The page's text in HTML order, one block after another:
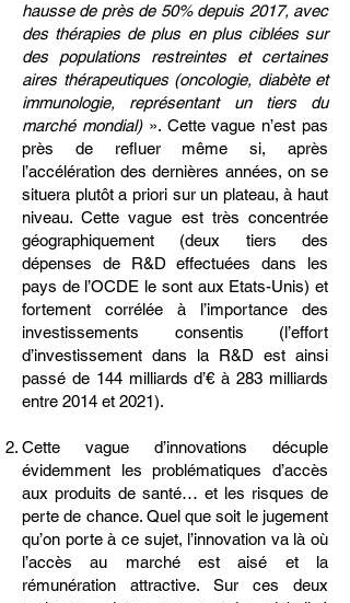
hausse de près de 50% depuis 2017, avec
des thérapies de plus en plus ciblées sur
des populations restreintes et certaines
aires thérapeutiques (oncologie, diabète et
immunologie, représentant un tiers du
marché mondial)». Cette vague n’est pas
près de refluer même si, après
l’accélération des dernières années, on se
situera plutôt a priori sur un plateau, à haut
niveau. Cette vague est très concentrée
géographiquement (deux tiers des
dépenses de R&D effectuées dans les
pays de l’OCDE le sont aux Etats-Unis) et
fortement corrélée à l’importance des
investissements consentis (l’effort
d’investissement dans la R&D est ainsi
passé de 144 milliards d’€ à 283 milliards
entre 2014 et 2021).
Cette vague d’innovations décuple
évidemment les problématiques d’accès
aux produits de santé… et les risques de
perte de chance. Quel que soit le jugement
qu’on porte à ce sujet, l’innovation va là où
l’accès au marché est aisé et la
rémunération attractive. Sur ces deux